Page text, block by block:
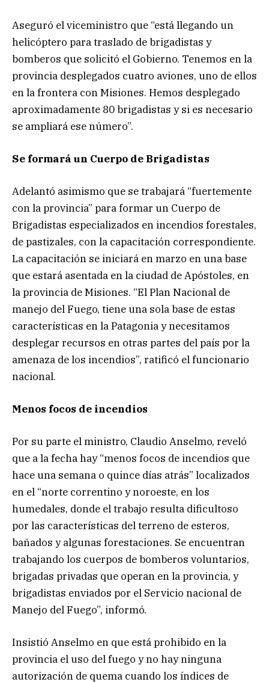
Aseguró el viceministro que “está llegando un
helicóptero para traslado de brigadistas y
bomberos que solicitó el Gobierno. Tenemos en la
provincia desplegados cuatro aviones, uno de ellos
en la frontera con Misiones. Hemos desplegado
aproximadamente 80 brigadistas y si es necesario
se ampliará ese número”.
Se formará un Cuerpo de Brigadistas
Adelantó asimismo que se trabajará “fuertemente
con la provincia” para formar un Cuerpo de
Brigadistas especializados en incendios forestales,
de pastizales, con la capacitación correspondiente.
La capacitación se iniciará en marzo en una base
que estará asentada en la ciudad de Apóstoles, en
la provincia de Misiones. “El Plan Nacional de
manejo del Fuego, tiene una sola base de estas
características en la Patagonia y necesitamos
desplegar recursos en otras partes del país por la
amenaza de los incendios”, ratificó el funcionario
nacional.
Menos focos de incendios
Por su parte el ministro, Claudio Anselmo, reveló
que a la fecha hay “menos focos de incendios que
hace una semana o quince días atrás” localizados
en el “norte correntino y noroeste, en los
humedales, donde el trabajo resulta dificultoso
por las características del terreno de esteros,
bañados y algunas forestaciones. Se encuentran
trabajando los cuerpos de bomberos voluntarios,
brigadas privadas que operan en la provincia, y
brigadistas enviados por el Servicio nacional de
Manejo del Fuego”, informó.
Insistió Anselmo en que está prohibido en la
provincia el uso del fuego y no hay ninguna
autorización de quema cuando los índices de